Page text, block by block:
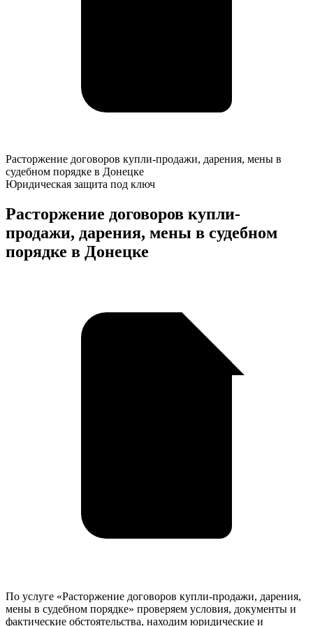
Расторжение
договоров
купли-
дарения,
мены
в
порядке
Расторжение договоров купли-продажи, дарения, мены в
судебном порядке в Донецке
Юридическая защита под ключ
Расторжение договоров купли-
продажи, дарения, мены в судебном
порядке в Донецке
По услуге «Расторжение договоров купли-продажи, дарения,
мены в судебном порядке» проверяем условия, документы и
фактические обстоятельства, находим юридические и